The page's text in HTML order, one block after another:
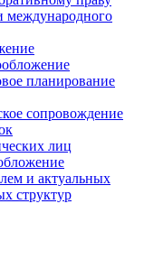
международного
планирование
сопровождение
лиц
и актуальных
структур